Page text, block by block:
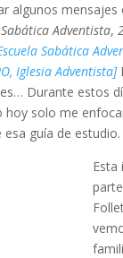
algunos mensajes
Adventista,
Sabática
Iglesia Adventista]
Durante estos
hoy solo me
guía de estudio.
Esta